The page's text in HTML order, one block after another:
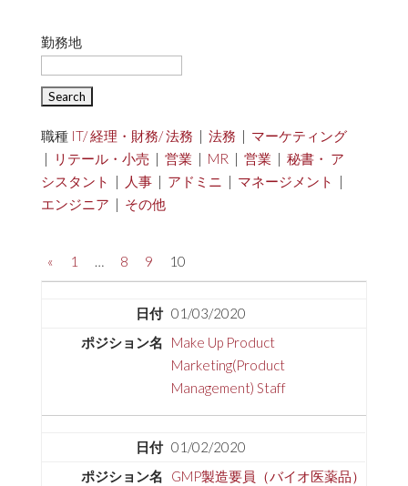
勤務地
職種 IT/ 経理・財務/ 法務 | 法務 | マーケティング
|
リテール・小売 | 営業 | MR | 営業 | 秘書・ ア
シスタント
| 人事| アドミニ | マネージメント
|
エンジニア | その他
« 1 … 8 9 10
01/03/2020
Make Up Product
Marketing(Product
Management) Staff
01/02/2020
GMP製造要員（バイオ医薬品）